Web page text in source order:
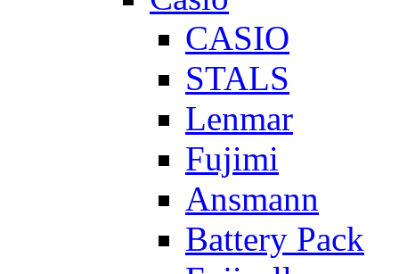
CASIO
STALS
Lenmar
Fujimi
Ansmann
Battery Pack